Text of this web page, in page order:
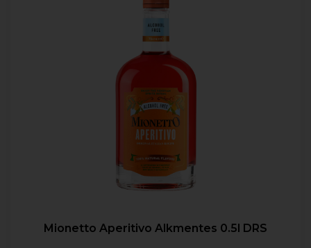
Mionetto Aperitivo Alkmentes 0.5l DRS